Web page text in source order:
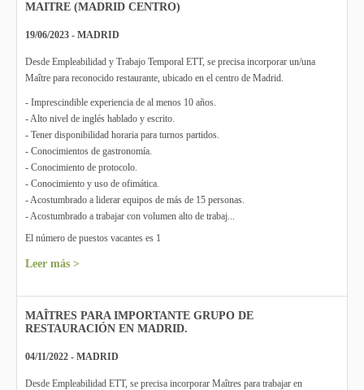
MAITRE (MADRID CENTRO)
19/06/2023 - MADRID
Desde Empleabilidad y Trabajo Temporal ETT, se precisa incorporar un/una
Maître para reconocido restaurante, ubicado en el centro de Madrid.
- Imprescindible experiencia de al menos 10 años.
- Alto nivel de inglés hablado y escrito.
- Tener disponibilidad horaria para turnos partidos.
- Conocimientos de gastronomía.
- Conocimiento de protocolo.
- Conocimiento y uso de ofimática.
- Acostumbrado a liderar equipos de más de 15 personas.
- Acostumbrado a trabajar con volumen alto de trabaj...
El número de puestos vacantes es 1
Leer más >
MAÎTRES PARA IMPORTANTE GRUPO DE
RESTAURACIÓN EN MADRID.
04/11/2022 - MADRID
Desde Empleabilidad ETT, se precisa incorporar Maîtres para trabajar en